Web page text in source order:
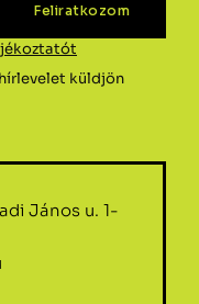
küldjön
János u. 1-